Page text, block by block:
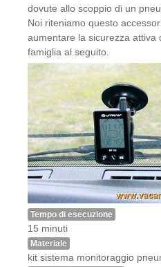
dovute allo scoppio di un
Noi riteniamo questo
aumentare la sicurezza attiva
famiglia al seguito.
Tempo di esecuzione
15 minuti
Materiale
kit sistema monitoraggio